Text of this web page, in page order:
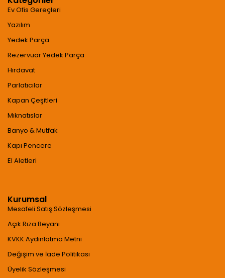
Ev Ofis Gereçleri
Yazılım
Yedek Parça
Rezervuar Yedek Parça
Hırdavat
Parlatıcılar
Kapan Çeşitleri
Mıknatıslar
Banyo & Mutfak
Kapı Pencere
El Aletleri
Kurumsal
Mesafeli Satış Sözleşmesi
Açık Rıza Beyanı
KVKK Aydınlatma Metni
Değişim ve İade Politikası
Üyelik Sözleşmesi